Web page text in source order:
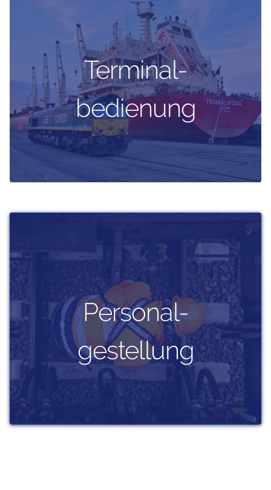
Terminal-
bedienung
Personal-
gestellung